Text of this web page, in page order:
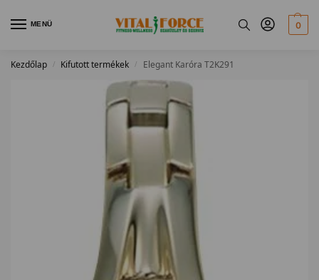
MENÜ 0
Kezdőlap / Kifutott termékek / Elegant Karóra T2K291